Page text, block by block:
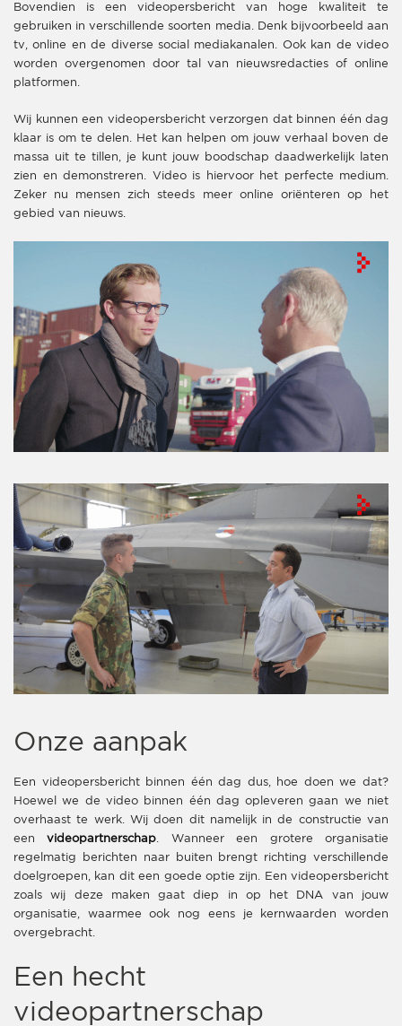
Bovendien is een videopersbericht van hoge kwaliteit te
gebruiken in verschillende soorten media. Denk bijvoorbeeld aan
tv, online en de diverse social mediakanalen. Ook kan de video
worden overgenomen door tal van nieuwsredacties of online
platformen.
Wij kunnen een videopersbericht verzorgen dat binnen één dag
klaar is om te delen. Het kan helpen om jouw verhaal boven de
massa uit te tillen, je kunt jouw boodschap daadwerkelijk laten
zien en demonstreren. Video is hiervoor het perfecte medium.
Zeker nu mensen zich steeds meer online oriënteren op het
gebied van nieuws.
Onze aanpak
Een videopersbericht binnen één dag dus, hoe doen we dat?
Hoewel we de video binnen één dag opleveren gaan we niet
overhaast te werk. Wij doen dit namelijk in de constructie van
eenvideopartnerschap . Wanneer een grotere organisatie
regelmatig berichten naar buiten brengt richting verschillende
doelgroepen, kan dit een goede optie zijn. Een videopersbericht
zoals wij deze maken gaat diep in op het DNA van jouw
organisatie, waarmee ook nog eens je kernwaarden worden
overgebracht.
Een hecht
videopartnerschap